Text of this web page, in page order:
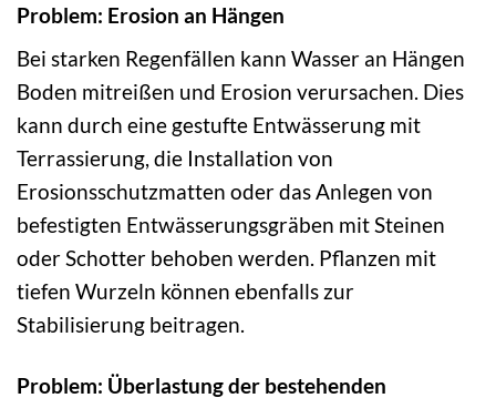
Problem: Erosion an Hängen
Bei starken Regenfällen kann Wasser an Hängen
Boden mitreißen und Erosion verursachen. Dies
kann durch eine gestufte Entwässerung mit
Terrassierung, die Installation von
Erosionsschutzmatten oder das Anlegen von
befestigten Entwässerungsgräben mit Steinen
oder Schotter behoben werden. Pflanzen mit
tiefen Wurzeln können ebenfalls zur
Stabilisierung beitragen.
Problem: Überlastung der bestehenden